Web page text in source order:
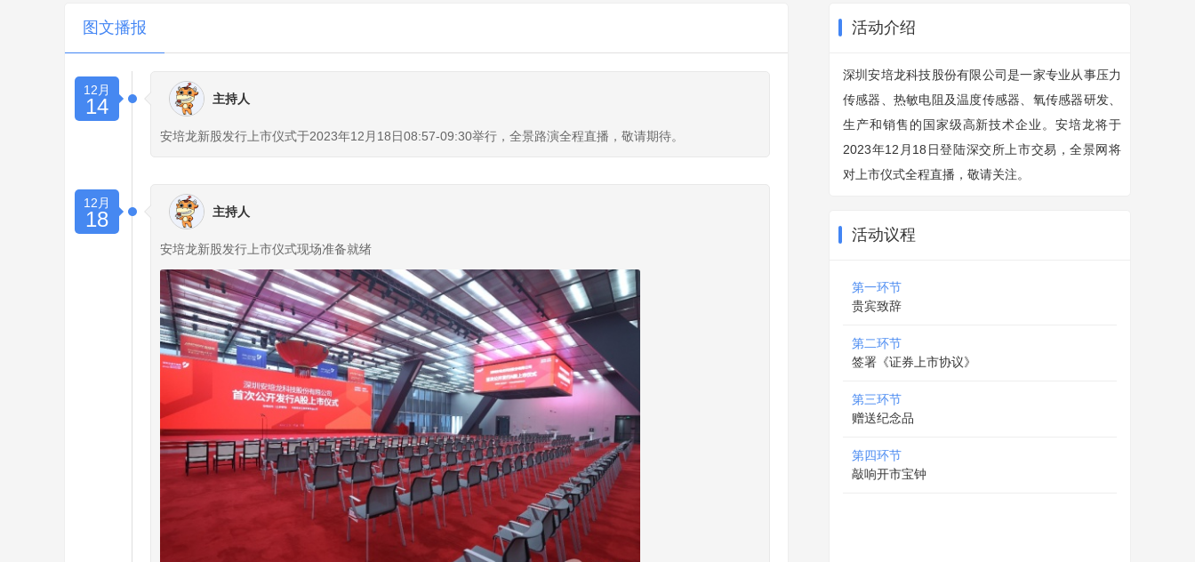
图文播报
主持人
12月
14
安培龙新股发行上市仪式于2023年12月18日08:57-09:30举行，全景路演全程直播，敬请期待。
主持人
12月
18
安培龙新股发行上市仪式现场准备就绪
活动介绍
深圳安培龙科技股份有限公司是一家专业从事压力
传感器、热敏电阻及温度传感器、氧传感器研发、
生产和销售的国家级高新技术企业。安培龙将于
2023年12月18日登陆深交所上市交易，全景网将
对上市仪式全程直播，敬请关注。
活动议程
第一环节
贵宾致辞
第二环节
签署《证券上市协议》
第三环节
赠送纪念品
第四环节
敲响开市宝钟